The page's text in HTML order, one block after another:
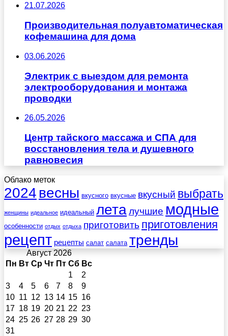
21.07.2026
Производительная полуавтоматическая
кофемашина для дома
03.06.2026
Электрик с выездом для ремонта
электрооборудования и монтажа
проводки
26.05.2026
Центр тайского массажа и СПА для
восстановления тела и душевного
равновесия
Облако меток
2024 весны вкусного вкусные вкусный выбрать
женщины идеальное идеальный леталучшие модные
особенности отдых отдыха приготовить приготовления
рецепт рецепты салат салата тренды
Август 2026
Пн Вт Ср Чт Пт Сб Вс
1
2
3
4 5 6 7 8
9
10 11 12 13 14 15 16
17 18 19 20 21 22 23
24 25 26 27 28 29 30
31